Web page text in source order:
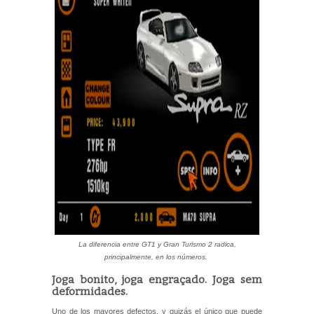
La diferencia entre GT1 y Gran Turismo 2 radica,
principalmente, en los números.
Joga bonito, joga engraçado. Joga sem
deformidades.
Uno de los mayores defectos, y quizás el único que puede